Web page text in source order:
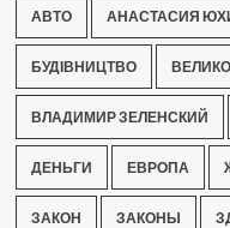
АВТО АНАСТАСИЯ
БУДІВНИЦТВО
ВЛАДИМИР ЗЕЛЕНСКИЙ
ДЕНЬГИ ЕВРОПА
ЗАКОН ЗАКОНЫ